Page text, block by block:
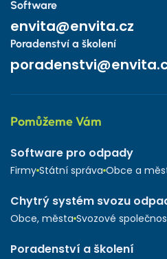
Software
envita@envita.cz
Poradenství a školení
Pomůžeme Vám
Software pro odpady
Firmy Státní správa Obce a
Chytrý systém svozu
Obce, města Svozové
Poradenství a školení